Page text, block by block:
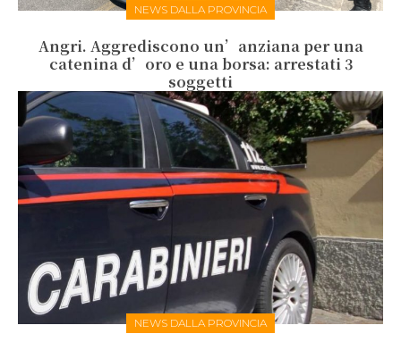
NEWS DALLA PROVINCIA
Angri. Aggrediscono un’anziana per una
catenina d’oro e una borsa: arrestati 3
soggetti
NEWS DALLA PROVINCIA